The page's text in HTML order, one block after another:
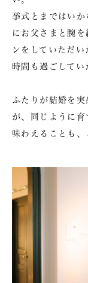
挙式とまではいか
にお父さまと腕
ンをしていただ
時間も過ごしてい
ふたりが結婚を
が、同じように
味わえることも、